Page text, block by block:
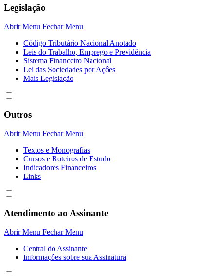
Legislação
Abrir Menu Fechar Menu
Código Tributário Nacional Anotado
Leis do Trabalho, Emprego e Previdência
Sistema Financeiro Nacional
Lei das Sociedades por Açôes
Mais Legislação
Outros
Abrir Menu Fechar Menu
Textos e Monografias
Cursos e Roteiros de Estudo
Indicadores Financeiros
Links
Atendimento ao Assinante
Abrir Menu Fechar Menu
Central do Assinante
Informaçôes sobre sua Assinatura